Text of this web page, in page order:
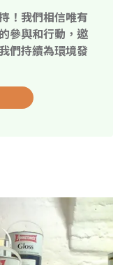
！我們相信唯有
參與和行動，邀
們持續為環境發